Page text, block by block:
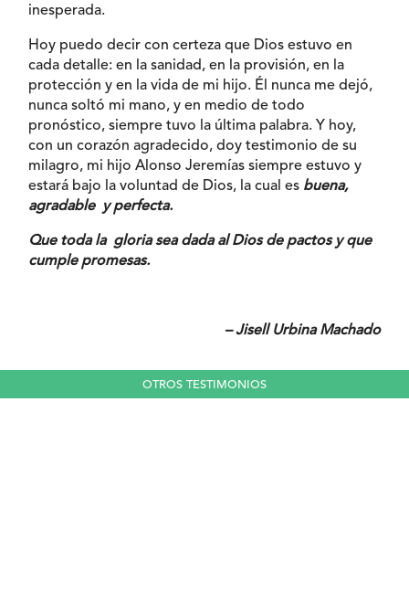
inesperada.
Hoy puedo decir con certeza que Dios estuvo en
cada detalle: en la sanidad, en la provisión, en la
protección y en la vida de mi hijo. Él nunca me dejó,
nunca soltó mi mano, y en medio de todo
pronóstico, siempre tuvo la última palabra. Y hoy,
con un corazón agradecido, doy testimonio de su
milagro, mi hijo Alonso Jeremías siempre estuvo y
estará bajo la voluntad de Dios, la cual es buena,
agradable y perfecta.
Que toda la gloria sea dada al Dios de pactos y que
cumple promesas.
– Jisell Urbina Machado
OTROS TESTIMONIOS